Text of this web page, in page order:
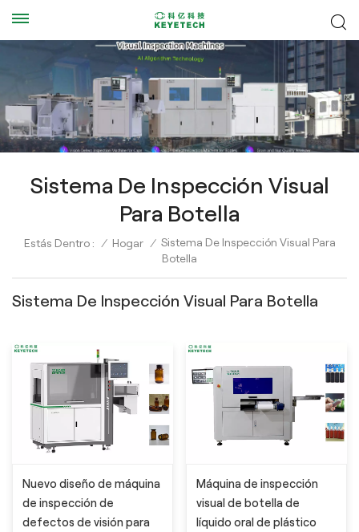
Sistema De Inspección Visual
Para Botella
Estás Dentro : / Hogar / Sistema De Inspección Visual Para
Botella
Sistema De Inspección Visual Para Botella
Nuevo diseño de máquina
de inspección de
defectos de visión para
Máquina de inspección
visual de botella de
líquido oral de plástico